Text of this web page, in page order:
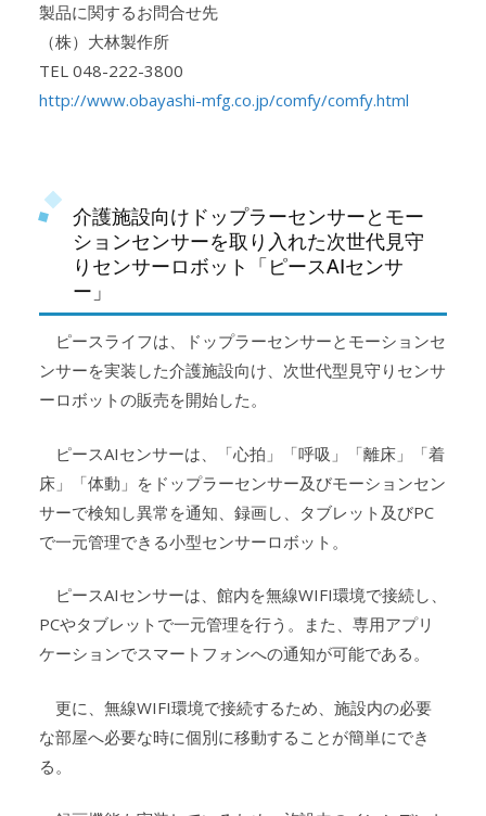
製品に関するお問合せ先
（株）大林製作所
TEL 048-222-3800
http://www.obayashi-mfg.co.jp/comfy/comfy.html
介護施設向けドップラーセンサーとモー
ションセンサーを取り入れた次世代見守
りセンサーロボット「ピースAIセンサ
ー」
ピースライフは、ドップラーセンサーとモーションセ
ンサーを実装した介護施設向け、次世代型見守りセンサ
ーロボットの販売を開始した。
ピースAIセンサーは、「心拍」「呼吸」「離床」「着
床」「体動」をドップラーセンサー及びモーションセン
サーで検知し異常を通知、録画し、タブレット及びPC
で一元管理できる小型センサーロボット。
ピースAIセンサーは、館内を無線WIFI環境で接続し、
PCやタブレットで一元管理を行う。また、専用アプリ
ケーションでスマートフォンへの通知が可能である。
更に、無線WIFI環境で接続するため、施設内の必要
な部屋へ必要な時に個別に移動することが簡単にでき
る。